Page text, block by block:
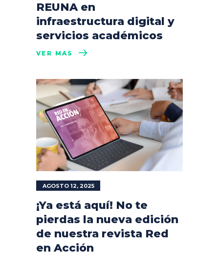
REUNA en
infraestructura digital y
servicios académicos
VER MÁS
AGOSTO 12, 2025
¡Ya está aquí! No te
pierdas la nueva edición
de nuestra revista Red
en Acción